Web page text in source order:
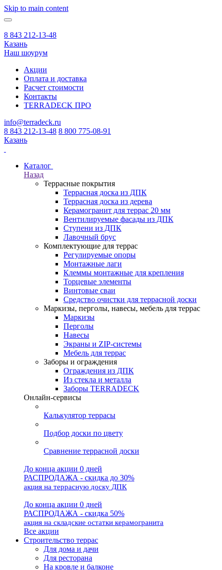
Skip to main content
8 843 212-13-48
Казань
Наш шоурум
Акции
Оплата и доставка
Расчет стоимости
Контакты
TERRADECK ПРО
info@terradeck.ru
8 843 212-13-48 8 800 775-08-91
Казань
Каталог
Назад
Террасные покрытия
Террасная доска из ДПК
Террасная доска из дерева
Керамогранит для террас 20 мм
Вентилируемые фасады из ДПК
Ступени из ДПК
Лавочный брус
Комплектующие для террас
Регулируемые опоры
Монтажные лаги
Клеммы монтажные для крепления
Торцевые элементы
Винтовые сваи
Средство очистки для террасной доски
Маркизы, перголы, навесы, мебель для террас
Маркизы
Перголы
Навесы
Экраны и ZIP-системы
Мебель для террас
Заборы и ограждения
Ограждения из ДПК
Из стекла и металла
Заборы TERRADECK
Онлайн-сервисы
Калькулятор террасы
Подбор доски по цвету
Сравнение террасной доски
До конца акции 0 дней
РАСПРОДАЖА - скидка до 30%
акция на террасную доску ДПК
До конца акции 0 дней
РАСПРОДАЖА - скидка 50%
акция на складские остатки керамогранита
Все акции
Строительство террас
Для дома и дачи
Для ресторана
На кровле и балконе